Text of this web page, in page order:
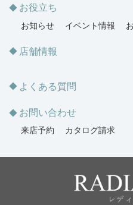
お役立ち
お知らせ イベント情報
店舗情報
よくある質問
お問い合わせ
来店予約 カタログ請求